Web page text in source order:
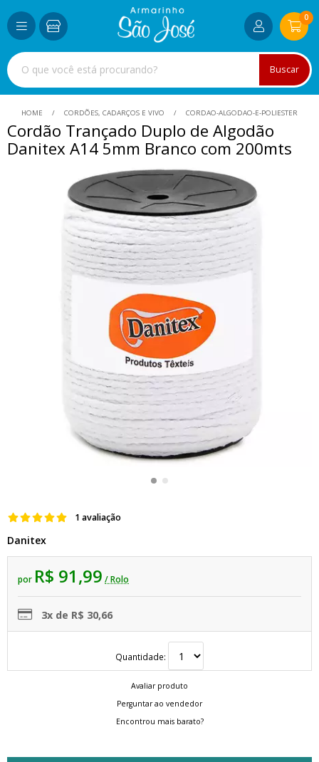
Buscar
0
HOME CORDÕES, CADARÇOS E VIVO CORDAO-ALGODAO-E-POLIESTER
Cordão Trançado Duplo de Algodão
Danitex A14 5mm Branco com 200mts
1 avaliação
Danitex
por R$ 91,99 / Rolo
3x de R$ 30,66
Quantidade:
Avaliar produto
Perguntar ao vendedor
Encontrou mais barato?